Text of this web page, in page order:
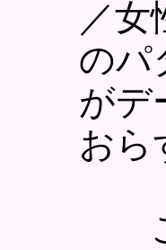
／
のパ
がデ
おら
こ